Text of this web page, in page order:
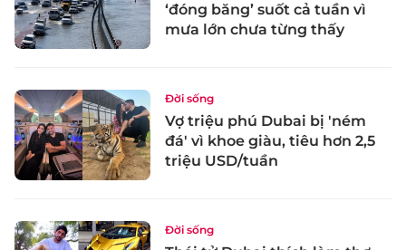
‘đóng băng’ suốt cả tuần vì
mưa lớn chưa từng thấy
Đời sống
Vợ triệu phú Dubai bị 'ném
đá' vì khoe giàu, tiêu hơn 2,5
triệu USD/tuần
Đời sống